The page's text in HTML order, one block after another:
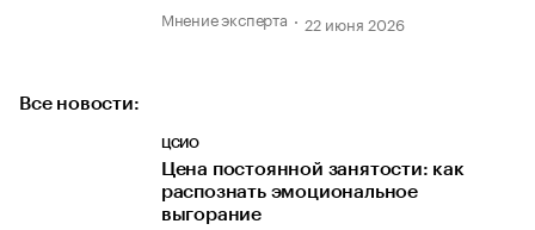
Мнение эксперта 22 июня 2026
Все новости:
ЦСИО
Цена постоянной занятости: как
распознать эмоциональное
выгорание